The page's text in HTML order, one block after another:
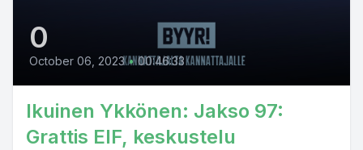
0
October 06, 2023 • 00:46:33
Ikuinen Ykkönen: Jakso 97:
Grattis EIF, keskustelu